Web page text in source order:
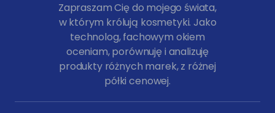
Zapraszam Cię do mojego świata,
w którym królują kosmetyki. Jako
technolog, fachowym okiem
oceniam, porównuję i analizuję
produkty różnych marek, z różnej
półki cenowej.